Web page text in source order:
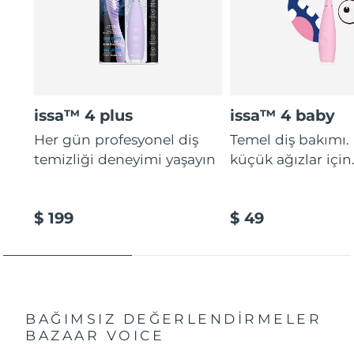
issa™ 4 plus
Her gün profesyonel diş
temizliği deneyimi yaşayın
$ 199
issa™ 4 baby
Temel diş
küçük ağızlar
$ 49
BAĞIMSIZ DEĞERLENDİRMELER
BAZAAR VOICE